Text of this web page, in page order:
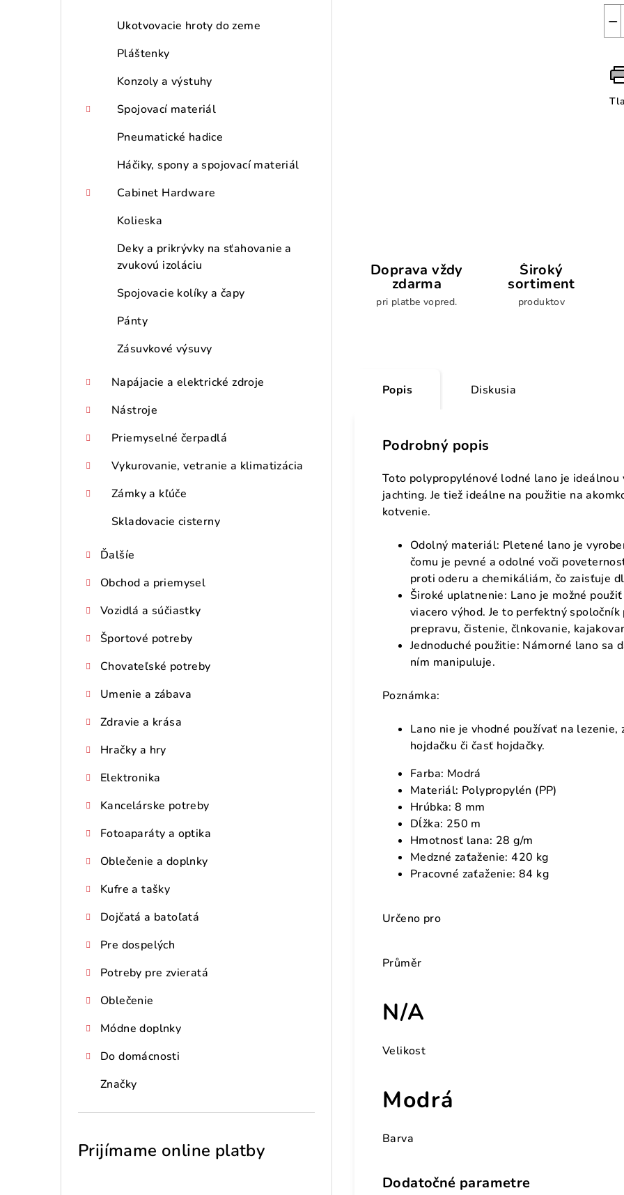
Ukotvovacie hroty do zeme
Pláštenky
Konzoly a výstuhy
Spojovací materiál
Pneumatické hadice
Háčiky, spony a spojovací materiál
Cabinet Hardware
Kolieska
Deky a prikrývky na sťahovanie a
zvukovú izoláciu
Spojovacie kolíky a čapy
Pánty
Zásuvkové výsuvy
Napájacie a elektrické zdroje
Nástroje
Priemyselné čerpadlá
Vykurovanie, vetranie a klimatizácia
Zámky a kľúče
Skladovacie cisterny
Ďalšíe
Obchod a priemysel
Vozidlá a súčiastky
Športové potreby
Chovateľské potreby
Umenie a zábava
Zdravie a krása
Hračky a hry
Elektronika
Kancelárske potreby
Fotoaparáty a optika
Oblečenie a doplnky
Kufre a tašky
Dojčatá a batoľatá
Pre dospelých
Potreby pre zvieratá
Oblečenie
Módne doplnky
Do domácnosti
Značky
Prijímame online platby
−
Doprava vždy
zdarma
pri platbe vopred.
Široký
sortiment
produktov
Popis Diskusia
Podrobný popis
Toto polypropylénové lodné lano je
jachting. Je tiež ideálne na použitie na
kotvenie.
Odolný materiál: Pletené lano je
čomu je pevné a odolné voči
proti oderu a chemikáliám, čo zaisťuje
Široké uplatnenie: Lano je možné
viacero výhod. Je to perfektný
prepravu, čistenie, člnkovanie,
Jednoduché použitie: Námorné lano sa
ním manipuluje.
Poznámka:
Lano nie je vhodné používať na
hojdačku či časť hojdačky.
Farba: Modrá
Materiál: Polypropylén (PP)
Hrúbka: 8 mm
Dĺžka: 250 m
Hmotnosť lana: 28 g/m
Medzné zaťaženie: 420 kg
Pracovné zaťaženie: 84 kg
Určeno pro
Průměr
N/A
Velikost
Modrá
Barva
Dodatočné parametre